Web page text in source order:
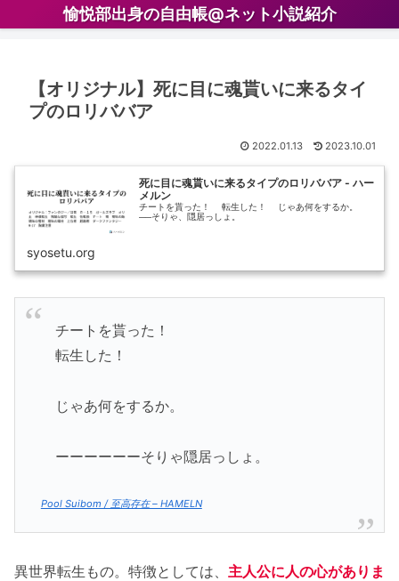
愉悦部出身の自由帳@ネット小説紹介
【オリジナル】死に目に魂貰いに来るタイ
プのロリババア
2022.01.13 2023.10.01
死に目に魂貰いに来るタイプのロリババア - ハー
メルン
チートを貰った！ 転生した！ じゃあ何をするか。
──そりゃ、隠居っしょ。
syosetu.org
チートを貰った！
転生した！
じゃあ何をするか。
ーーーーーーそりゃ隠居っしょ。
Pool Suibom / 至高存在 – HAMELN
異世界転生もの。特徴としては、 主人公に人の心がありま